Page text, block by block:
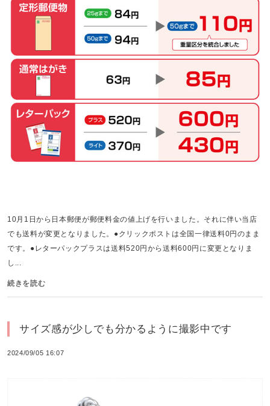
10月1日から日本郵便が郵便料金の値上げを行いました。それに伴い当店
でも送料が変更となりました。●クリックポストは全国一律送料0円のまま
です。●レターパックプラスは送料520円から送料600円に変更となりま
し...
続きを読む
サイズ感が少しでも分かるように撮影中です
2024/09/05 16:07